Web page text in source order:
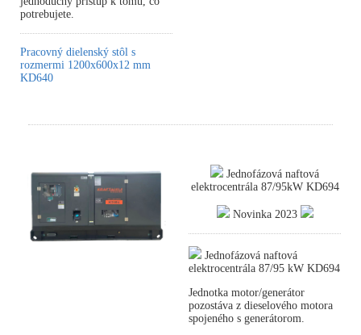
potrebujete.
Pracovný dielenský stôl s
rozmermi 1200x600x12 mm
KD640
Jednofázová naftová
elektrocentrála 87/95kW KD694
Novinka 2023
Jednofázová naftová
elektrocentrála 87/95 kW KD694
Jednotka motor/generátor
pozostáva z dieselového motora
spojeného s generátorom.